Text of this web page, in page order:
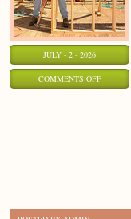
JULY - 2 - 2026
COMMENTS OFFON